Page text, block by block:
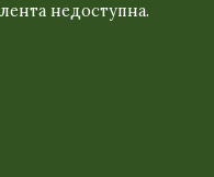
недоступна.